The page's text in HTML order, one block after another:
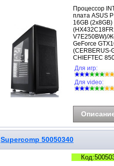
Процессор
плата ASUS
16GB
V7E250BW)/
GeForce
(CERBERUS-
CHIEFTEC
Для игр:
Для video:
Supercomp 50050340